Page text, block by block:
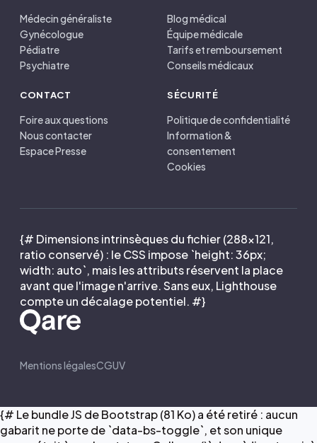
Médecin généraliste
Gynécologue
Pédiatre
Psychiatre
Blog médical
Équipe médicale
Tarifs et remboursement
Conseils médicaux
CONTACT
Foire aux questions
Nous contacter
Espace Presse
SÉCURITÉ
Politique de confidentialité
Information &
consentement
Cookies
{# Dimensions intrinsèques du fichier (288×121,
ratio conservé) : le CSS impose `height: 36px;
width: auto`, mais les attributs réservent la place
avant que l'image n'arrive. Sans eux, Lighthouse
compte un décalage potentiel. #}
Mentions légalesCGUV
{# Le bundle JS de Bootstrap (81 Ko) a été retiré : aucun
gabarit ne porte de `data-bs-toggle`, et son unique